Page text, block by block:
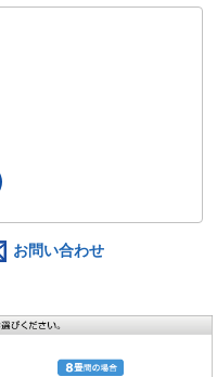
お問い合わせ